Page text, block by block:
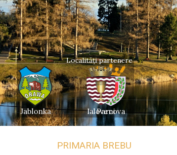
Localități partenere
Jablonka Parcova
Ialoveni
PRIMARIA BREBU